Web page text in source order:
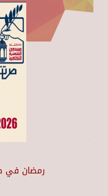
رمضان في